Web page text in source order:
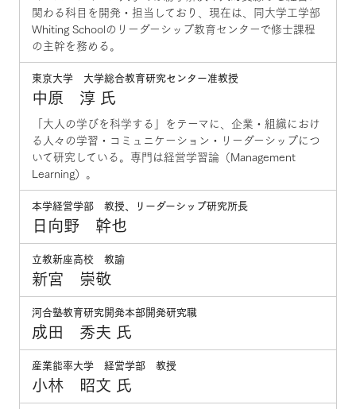
関わる科目を開発・担当しており、現在は、同大学工学部
Whiting Schoolのリーダーシップ教育センターで修士課程
の主幹を務める。
東京大学 大学総合教育研究センター准教授
中原 淳 氏
「大人の学びを科学する」をテーマに、企業・組織におけ
る人々の学習・コミュニケーション・リーダーシップにつ
いて研究している。専門は経営学習論（Management
Learning）。
本学経営学部 教授、リーダーシップ研究所長
日向野 幹也
立教新座高校 教諭
新宮 崇敬
河合塾教育研究開発本部開発研究職
成田 秀夫 氏
産業能率大学 経営学部 教授
小林 昭文 氏